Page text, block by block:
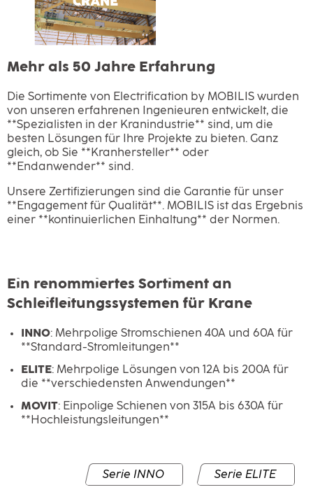
Mehr als 50 Jahre Erfahrung
Die Sortimente von Electrification by MOBILIS wurden
von unseren erfahrenen Ingenieuren entwickelt, die
**Spezialisten in der Kranindustrie** sind, um die
besten Lösungen für Ihre Projekte zu bieten. Ganz
gleich, ob Sie **Kranhersteller** oder
**Endanwender** sind.
Unsere Zertifizierungen sind die Garantie für unser
**Engagement für Qualität**. MOBILIS ist das Ergebnis
einer **kontinuierlichen Einhaltung** der Normen.
Ein renommiertes Sortiment an
Schleifleitungssystemen für Krane
INNO: Mehrpolige Stromschienen 40A und 60A für
**Standard-Stromleitungen**
ELITE: Mehrpolige Lösungen von 12A bis 200A für
die **verschiedensten Anwendungen**
MOVIT: Einpolige Schienen von 315A bis 630A für
**Hochleistungsleitungen**
Serie INNO Serie ELITE